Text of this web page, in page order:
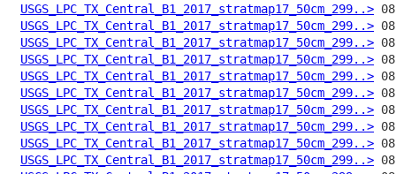
USGS_LPC_TX_Central_B1_2017_stratmap17_50cm_299..>
USGS_LPC_TX_Central_B1_2017_stratmap17_50cm_299..>
USGS_LPC_TX_Central_B1_2017_stratmap17_50cm_299..>
USGS_LPC_TX_Central_B1_2017_stratmap17_50cm_299..>
USGS_LPC_TX_Central_B1_2017_stratmap17_50cm_299..>
USGS_LPC_TX_Central_B1_2017_stratmap17_50cm_299..>
USGS_LPC_TX_Central_B1_2017_stratmap17_50cm_299..>
USGS_LPC_TX_Central_B1_2017_stratmap17_50cm_299..>
USGS_LPC_TX_Central_B1_2017_stratmap17_50cm_299..>
USGS_LPC_TX_Central_B1_2017_stratmap17_50cm_299..>